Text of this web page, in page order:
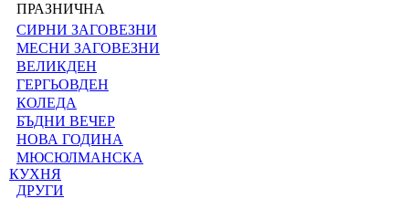
ПРАЗНИЧНА
СИРНИ ЗАГОВЕЗНИ
МЕСНИ ЗАГОВЕЗНИ
ВЕЛИКДЕН
ГЕРГЬОВДЕН
КОЛЕДА
БЪДНИ ВЕЧЕР
НОВА ГОДИНА
МЮСЮЛМАНСКА
КУХНЯ
ДРУГИ